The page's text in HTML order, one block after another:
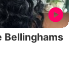
Bellinghams